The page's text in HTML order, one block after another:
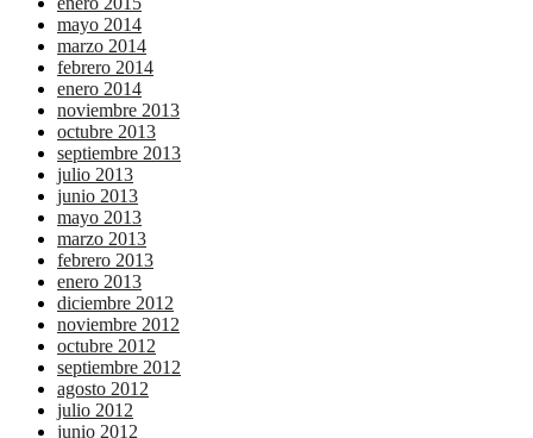
mayo 2014
marzo 2014
febrero 2014
enero 2014
noviembre 2013
octubre 2013
septiembre 2013
julio 2013
junio 2013
mayo 2013
marzo 2013
febrero 2013
enero 2013
diciembre 2012
noviembre 2012
octubre 2012
septiembre 2012
agosto 2012
julio 2012
junio 2012